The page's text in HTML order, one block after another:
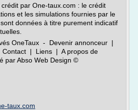
par One-taux.com : le crédit
et les simulations fournies par le
données à titre purement indicatif
OneTaux - Devenir annonceur |
Contact | Liens | A propos de
par Abso Web Design ©
taux.com